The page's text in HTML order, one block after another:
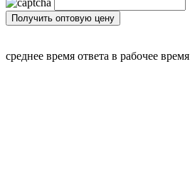
среднее время ответа в рабочее время